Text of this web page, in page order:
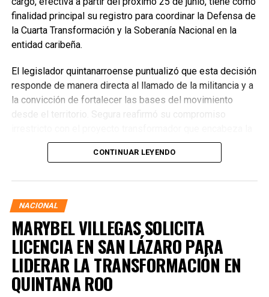
finalidad principal su registro para coordinar la Defensa de
la Cuarta Transformación y la Soberanía Nacional en la
entidad caribeña.
El legislador quintanarroense puntualizó que esta decisión
responde de manera directa al llamado de la militancia y a
la convicción de fortalecer las bases del movimiento
desde el territorio. Segura reafirmó su compromiso
presidenta de la República, Claudia Sheinbaum Pardo,
asegurando que la consolidación del bienestar social
CONTINUAR LEYENDO
NACIONAL
MARYBEL VILLEGAS SOLICITA
LICENCIA EN SAN LÁZARO PARA
LIDERAR LA TRANSFORMACIÓN EN
QUINTANA ROO